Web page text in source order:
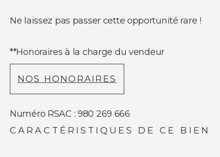
Ne laissez pas passer cette opportunité rare !
**Honoraires à la charge du vendeur
NOS HONORAIRES
Numéro RSAC : 980 269 666
CARACTÉRISTIQUES DE CE BIEN